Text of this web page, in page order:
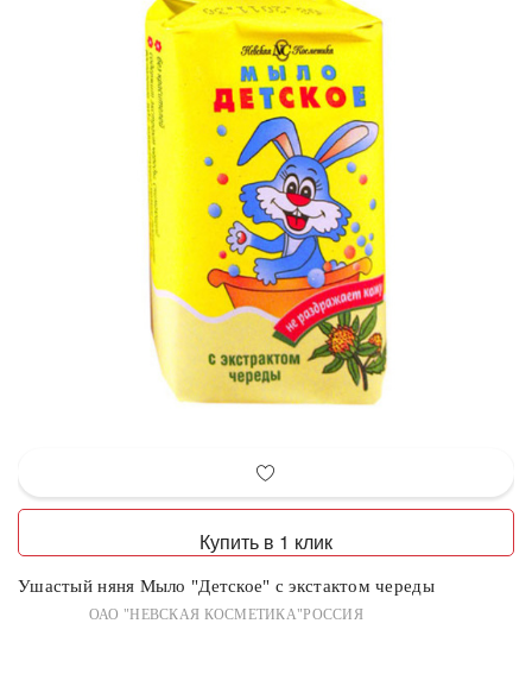
Купить в 1 клик
Ушастый няня Мыло "Детское" с экстактом череды
ОАО "НЕВСКАЯ КОСМЕТИКА"РОССИЯ